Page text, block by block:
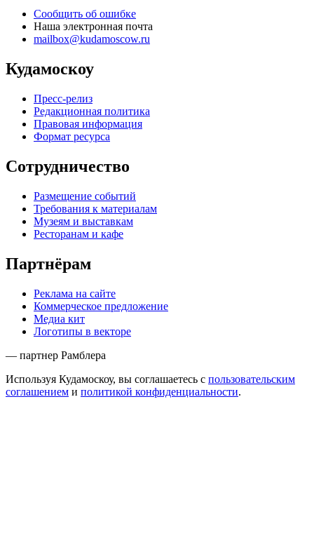
Сообщить об ошибке
Наша электронная почта
mailbox@kudamoscow.ru
Кудамоскоу
Пресс-релиз
Редакционная политика
Правовая информация
Формат ресурса
Сотрудничество
Размещение событий
Требования к материалам
Музеям и выставкам
Ресторанам и кафе
Партнёрам
Реклама на сайте
Коммерческое предложение
Медиа кит
Логотипы в векторе
— партнер Рамблера
Используя Кудамоскоу, вы соглашаетесь с пользовательским
соглашением и политикой конфиденциальности.